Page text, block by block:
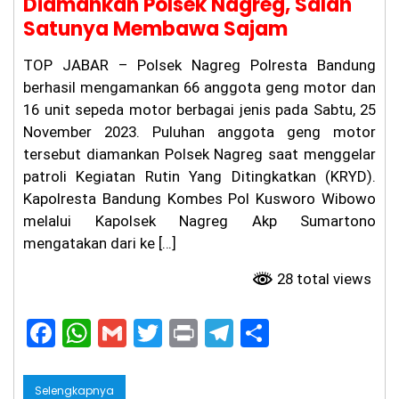
u,
su
Pe
m
nu
ha
n
Ag
it
Pr
a
ju
Satunya Membawa Sajam
TOP JABAR – Polsek Nagreg Polresta Bandung
berhasil mengamankan 66 anggota geng motor dan
16 unit sepeda motor berbagai jenis pada Sabtu, 25
November 2023. Puluhan anggota geng motor
tersebut diamankan Polsek Nagreg saat menggelar
patroli Kegiatan Rutin Yang Ditingkatkan (KRYD).
Kapolresta Bandung Kombes Pol Kusworo Wibowo
melalui Kapolsek Nagreg Akp Sumartono
mengatakan dari ke […]
28 total views
F
c
W
a
G T Pr T
Selengkapnya